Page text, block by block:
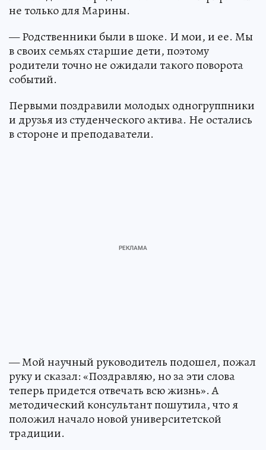
не только для Марины.
— Родственники были в шоке. И мои, и ее. Мы
в своих семьях старшие дети, поэтому
родители точно не ожидали такого поворота
событий.
Первыми поздравили молодых одногруппники
и друзья из студенческого актива. Не остались
в стороне и преподаватели.
— Мой научный руководитель подошел, пожал
руку и сказал: «Поздравляю, но за эти слова
теперь придется отвечать всю жизнь». А
методический консультант пошутила, что я
положил начало новой университетской
традиции.